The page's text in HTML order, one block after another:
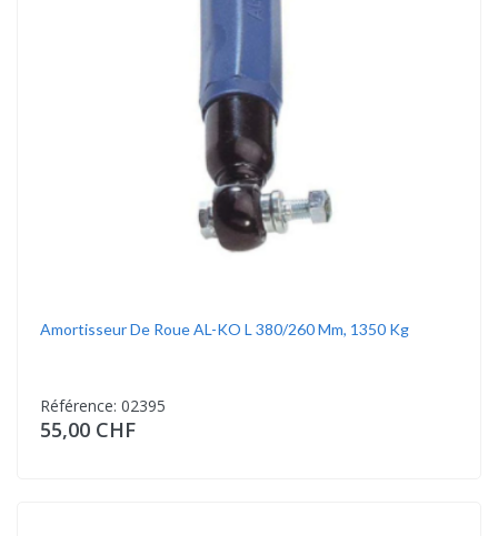
Amortisseur De Roue AL-KO L 380/260 Mm, 1350 Kg
Référence: 02395
55,00 CHF